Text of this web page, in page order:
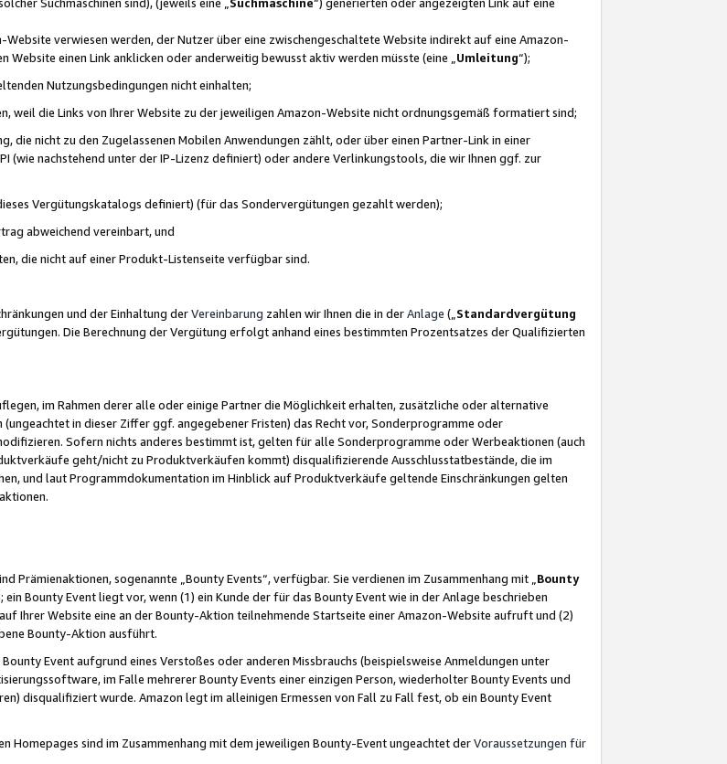
verwiesen werden, der Nutzer über eine zwischengeschaltete Website indirekt auf eine Amazon-
einen Link anklicken oder anderweitig bewusst aktiv werden müsste (eine „ Umleitung“);
Nutzungsbedingungen nicht einhalten;
die Links von Ihrer Website zu der jeweiligen Amazon-Website nicht ordnungsgemäß formatiert sind;
die nicht zu den Zugelassenen Mobilen Anwendungen zählt, oder über einen Partner-Link in einer
(wie nachstehend unter der IP-Lizenz definiert) oder andere Verlinkungstools, die wir Ihnen ggf. zur
Vergütungskatalogs definiert) (für das Sondervergütungen gezahlt werden);
abweichend vereinbart, und
die nicht auf einer Produkt-Listenseite verfügbar sind.
und der Einhaltung derVereinbarung zahlen wir Ihnen die in derAnlage („ Standardvergütung
Die Berechnung der Vergütung erfolgt anhand eines bestimmten Prozentsatzes der Qualifizierten
im Rahmen derer alle oder einige Partner die Möglichkeit erhalten, zusätzliche oder alternative
(ungeachtet in dieser Ziffer ggf. angegebener Fristen) das Recht vor, Sonderprogramme oder
Sofern nichts anderes bestimmt ist, gelten für alle Sonderprogramme oder Werbeaktionen (auch
geht/nicht zu Produktverkäufen kommt) disqualifizierende Ausschlusstatbestände, die im
und laut Programmdokumentation im Hinblick auf Produktverkäufe geltende Einschränkungen gelten
Prämienaktionen, sogenannte „Bounty Events“, verfügbar. Sie verdienen im Zusammenhang mit „ Bounty
Bounty Event liegt vor, wenn (1) ein Kunde der für das Bounty Event wie in der Anlage beschrieben
Ihrer Website eine an der Bounty-Aktion teilnehmende Startseite einer Amazon-Website aufruft und (2)
Bounty-Aktion ausführt.
Event aufgrund eines Verstoßes oder anderen Missbrauchs (beispielsweise Anmeldungen unter
im Falle mehrerer Bounty Events einer einzigen Person, wiederholter Bounty Events und
disqualifiziert wurde. Amazon legt im alleinigen Ermessen von Fall zu Fall fest, ob ein Bounty Event
sind im Zusammenhang mit dem jeweiligen Bounty-Event ungeachtet derVoraussetzungen für